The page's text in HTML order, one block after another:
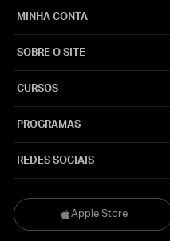
Apple Store
MINHA CONTA
SOBRE O SITE
CURSOS
PROGRAMAS
REDES SOCIAIS